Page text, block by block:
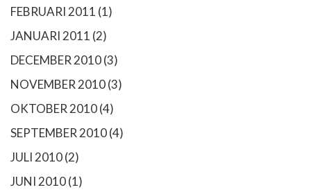
FEBRUARI 2011 (1)
JANUARI 2011 (2)
DECEMBER 2010(3)
NOVEMBER 2010(3)
OKTOBER 2010(4)
SEPTEMBER 2010(4)
JULI 2010(2)
JUNI 2010(1)